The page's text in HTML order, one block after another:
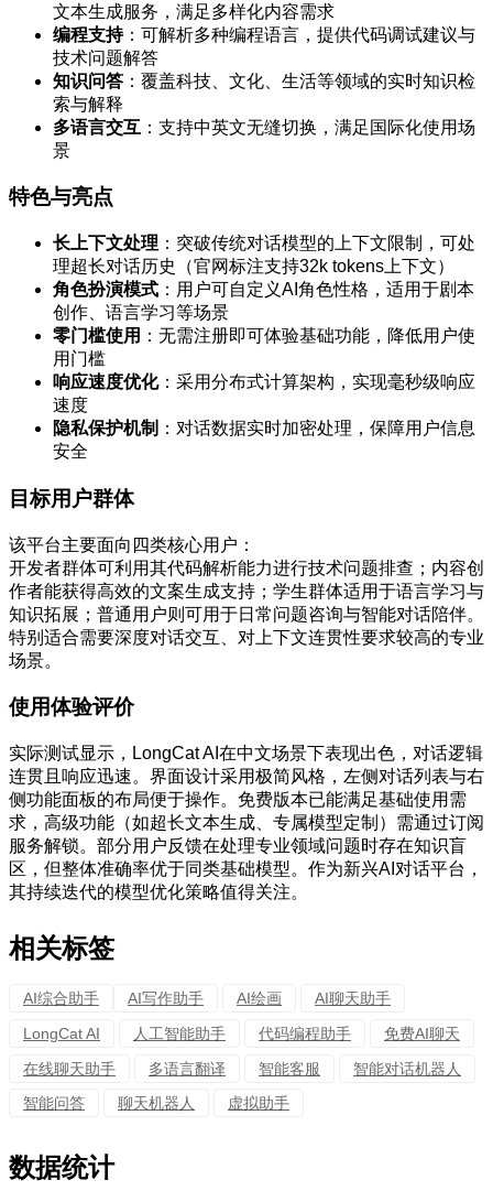
文本生成服务，满足多样化内容需求
编程支持：可解析多种编程语言，提供代码调试建议与
技术问题解答
知识问答 ：覆盖科技、文化、生活等领域的实时知识检
索与解释
多语言交互 ：支持中英文无缝切换，满足国际化使用场
景
特色与亮点
长上下文处理 ：突破传统对话模型的上下文限制，可处
理超长对话历史（官网标注支持32k tokens上下文）
角色扮演模式 ：用户可自定义AI角色性格，适用于剧本
创作、语言学习等场景
零门槛使用 ：无需注册即可体验基础功能，降低用户使
用门槛
响应速度优化：采用分布式计算架构，实现毫秒级响应
速度
隐私保护机制 ：对话数据实时加密处理，保障用户信息
安全
目标用户群体
该平台主要面向四类核心用户：
开发者群体可利用其代码解析能力进行技术问题排查；内容创
作者能获得高效的文案生成支持；学生群体适用于语言学习与
知识拓展；普通用户则可用于日常问题咨询与智能对话陪伴。
特别适合需要深度对话交互、对上下文连贯性要求较高的专业
场景。
使用体验评价
实际测试显示，LongCat AI在中文场景下表现出色，对话逻辑
连贯且响应迅速。界面设计采用极简风格，左侧对话列表与右
侧功能面板的布局便于操作。免费版本已能满足基础使用需
求，高级功能（如超长文本生成、专属模型定制）需通过订阅
服务解锁。部分用户反馈在处理专业领域问题时存在知识盲
区，但整体准确率优于同类基础模型。作为新兴AI对话平台，
其持续迭代的模型优化策略值得关注。
相关标签
AI综合助手 AI写作助手 AI绘画
AI聊天助手
LongCat AI
人工智能助手 代码编程助手
免费AI聊天
在线聊天助手
多语言翻译 智能客服
智能对话机器人
智能问答
聊天机器人 虚拟助手
数据统计